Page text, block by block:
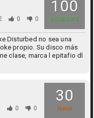
100
EXCELENTE
0 0
Disturbed no sea una
propio. Su disco más
clase, marca l epitafio dl
30
MALO
0 0